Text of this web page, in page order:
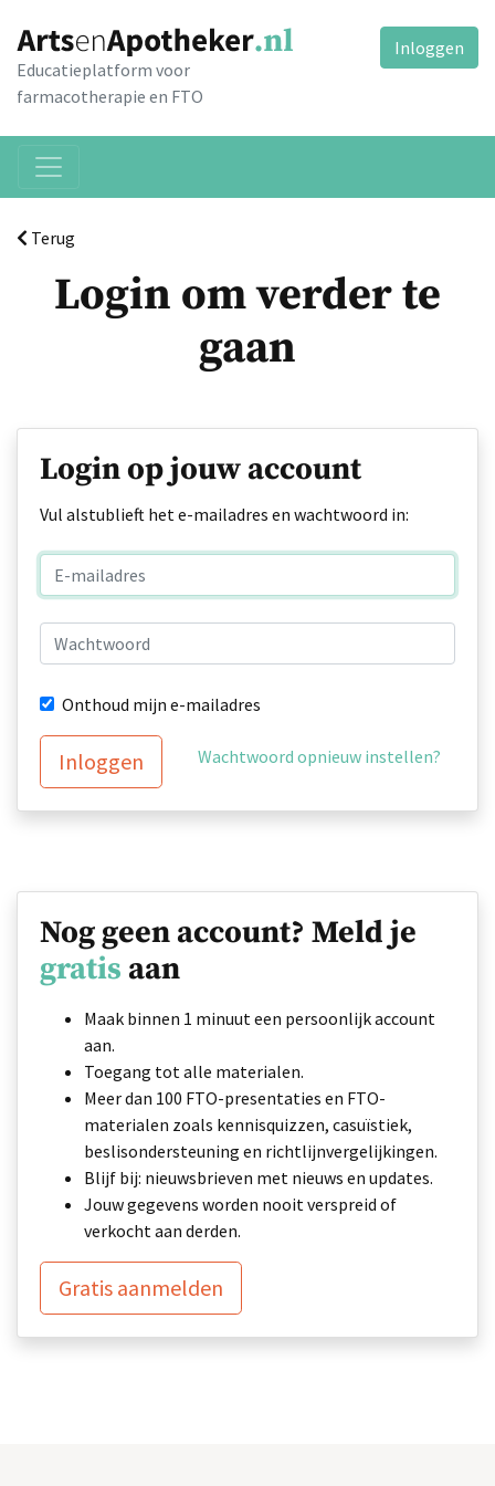
Educatieplatform voor
farmacotherapie en FTO
Inloggen
Terug
Login om verder te
gaan
Login op jouw account
Vul alstublieft het e-mailadres en wachtwoord in:
Onthoud mijn e-mailadres
Inloggen Wachtwoord opnieuw instellen?
Nog geen account? Meld je
gratis aan
Maak binnen 1 minuut een persoonlijk account
aan.
Toegang tot alle materialen.
Meer dan 100 FTO-presentaties en FTO-
materialen zoals kennisquizzen, casuïstiek,
beslisondersteuning en richtlijnvergelijkingen.
Blijf bij: nieuwsbrieven met nieuws en updates.
Jouw gegevens worden nooit verspreid of
verkocht aan derden.
Gratis aanmelden